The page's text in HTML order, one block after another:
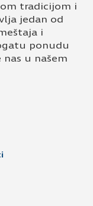
tradicijom i
jedan od
i
ponudu
u našem